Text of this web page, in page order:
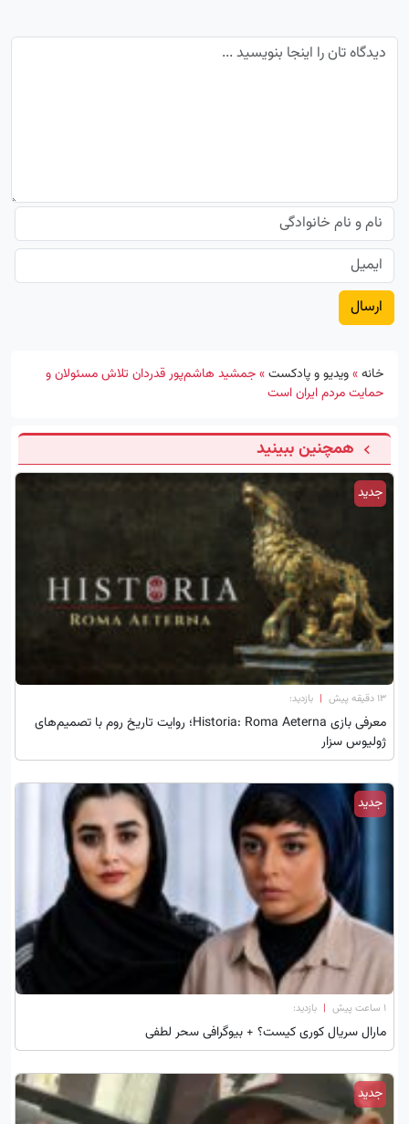
خانه»ویدیو و پادکست»جمشید هاشم‌پور قدردان تلاش مسئولان و
حمایت مردم ایران است
همچنین ببینید
جدید
۱۳ دقیقه پیش | بازدید:
معرفی بازی Historia: Roma Aeterna؛ روایت تاریخ روم با تصمیم‌های
ژولیوس سزار
جدید
۱ ساعت پیش | بازدید:
مارال سریال کوری کیست؟ + بیوگرافی سحر لطفی
جدید